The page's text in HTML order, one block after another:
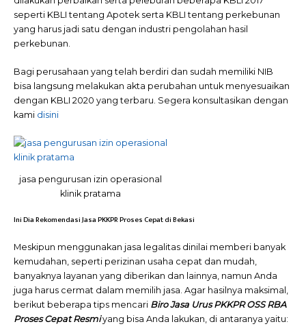
seperti KBLI tentang Apotek serta KBLI tentang perkebunan
yang harus jadi satu dengan industri pengolahan hasil
perkebunan.
Bagi perusahaan yang telah berdiri dan sudah memiliki NIB
bisa langsung melakukan akta perubahan untuk menyesuaikan
dengan KBLI 2020 yang terbaru. Segera konsultasikan dengan
kami disini
jasa pengurusan izin operasional
klinik pratama
Ini Dia Rekomendasi Jasa PKKPR Proses Cepat di Bekasi
Meskipun menggunakan jasa legalitas dinilai memberi banyak
kemudahan, seperti perizinan usaha cepat dan mudah,
banyaknya layanan yang diberikan dan lainnya, namun Anda
juga harus cermat dalam memilih jasa. Agar hasilnya maksimal,
berikut beberapa tips mencari Biro Jasa Urus PKKPR OSS RBA
Proses Cepat Resmi yang bisa Anda lakukan, di antaranya yaitu: